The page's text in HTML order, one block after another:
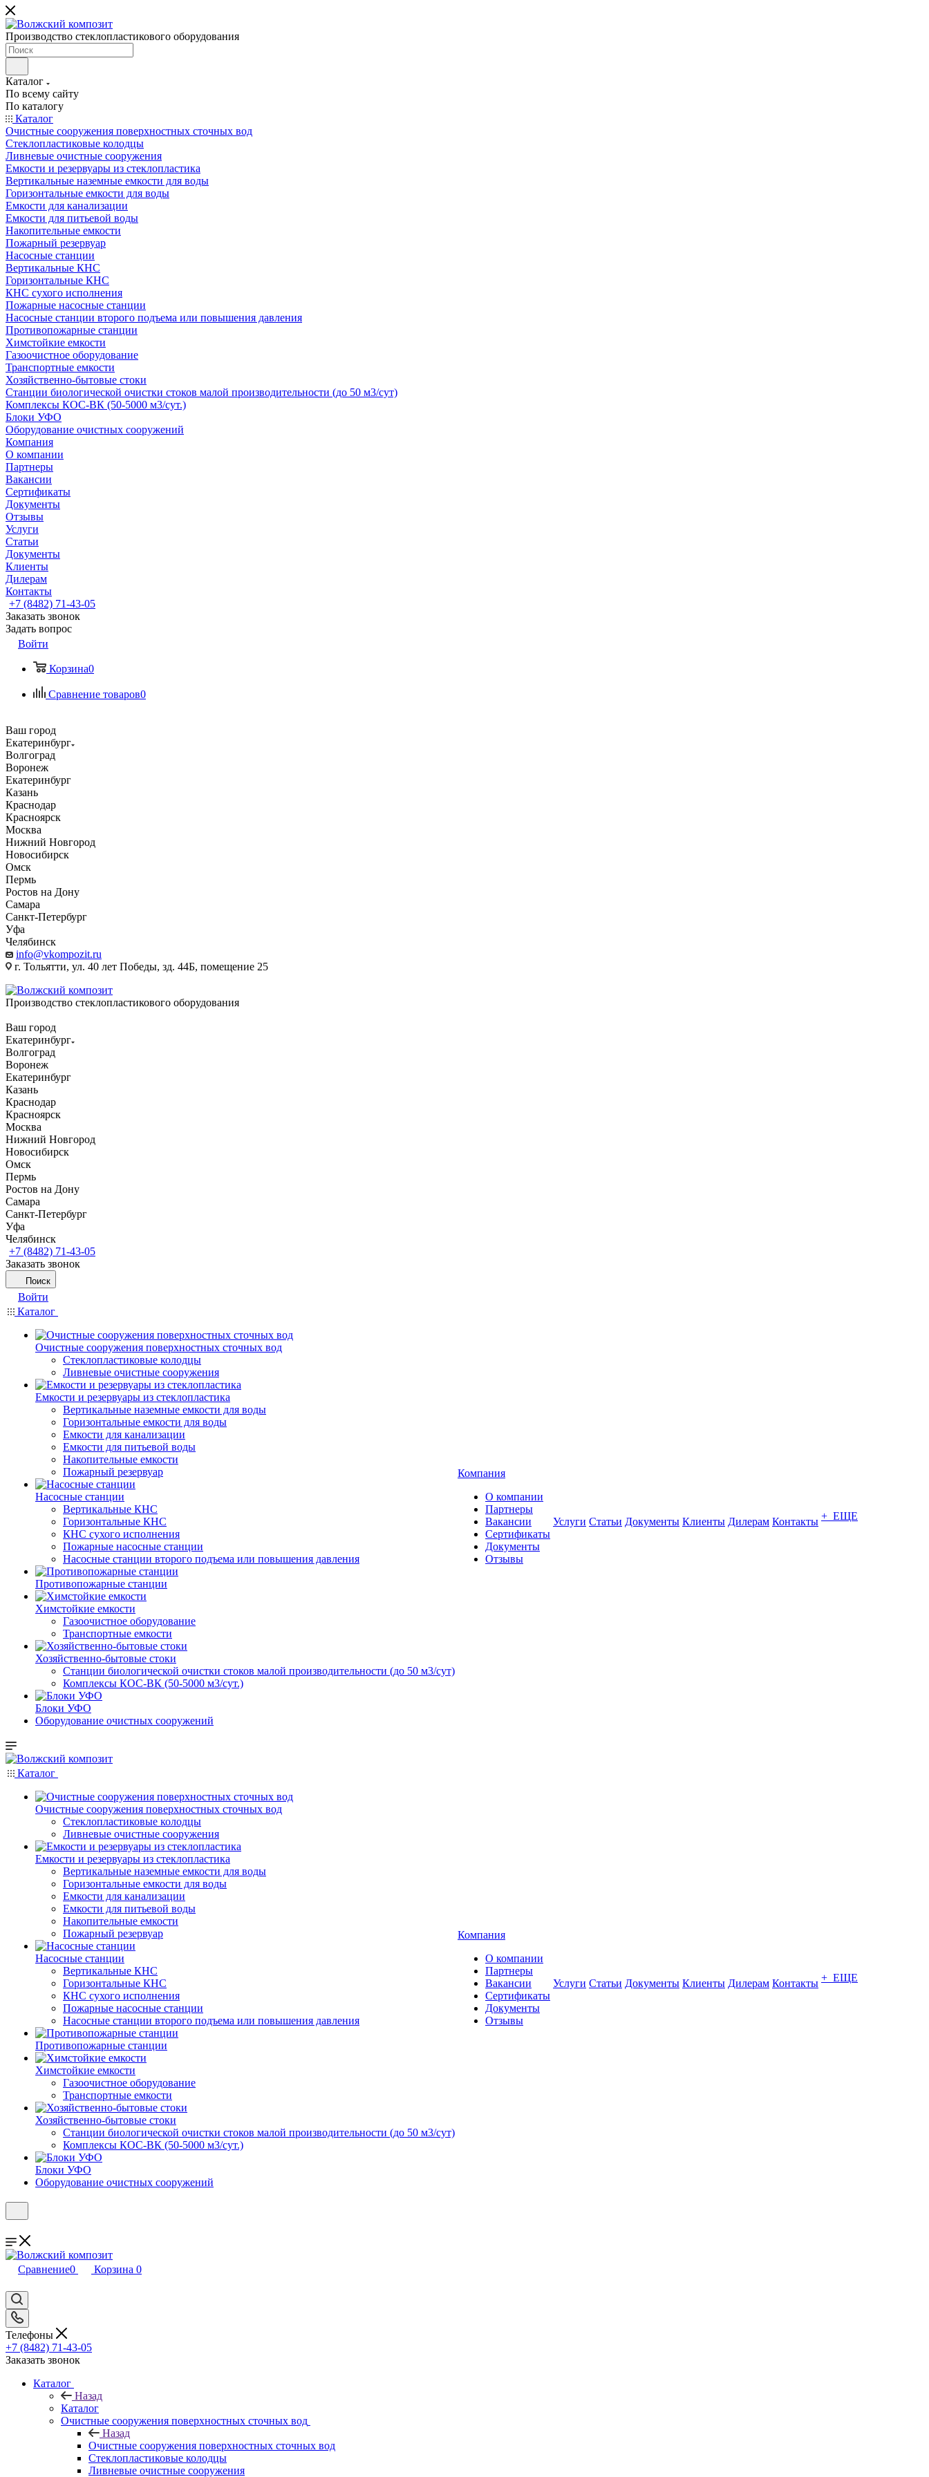
Производство стеклопластикового оборудования
Каталог
По всему сайту
По каталогу
Каталог
Очистные сооружения поверхностных сточных вод
Стеклопластиковые колодцы
Ливневые очистные сооружения
Емкости и резервуары из стеклопластика
Вертикальные наземные емкости для воды
Горизонтальные емкости для воды
Емкости для канализации
Емкости для питьевой воды
Накопительные емкости
Пожарный резервуар
Насосные станции
Вертикальные КНС
Горизонтальные КНС
КНС сухого исполнения
Пожарные насосные станции
Насосные cтанции второго подъема или повышения давления
Противопожарные станции
Химстойкие емкости
Газоочистное оборудование
Транспортные емкости
Хозяйственно-бытовые стоки
Станции биологической очистки стоков малой производительности (до 50 м3/сут)
Комплексы КОС-ВК (50-5000 м3/сут.)
Блоки УФО
Оборудование очистных сооружений
Компания
О компании
Партнеры
Вакансии
Сертификаты
Документы
Отзывы
Услуги
Статьи
Документы
Клиенты
Дилерам
Контакты
+7 (8482) 71-43-05
Заказать звонок
Задать вопрос
Войти
Корзина0
Сравнение товаров0
Ваш город
Екатеринбург
Волгоград
Воронеж
Екатеринбург
Казань
Краснодар
Красноярск
Москва
Нижний Новгород
Новосибирск
Омск
Пермь
Ростов на Дону
Самара
Санкт-Петербург
Уфа
Челябинск
info@vkompozit.ru
г. Тольятти, ул. 40 лет Победы, зд. 44Б, помещение 25
Производство стеклопластикового оборудования
Ваш город
Екатеринбург
Волгоград
Воронеж
Екатеринбург
Казань
Краснодар
Красноярск
Москва
Нижний Новгород
Новосибирск
Омск
Пермь
Ростов на Дону
Самара
Санкт-Петербург
Уфа
Челябинск
+7 (8482) 71-43-05
Заказать звонок
Поиск
Войти
Каталог
Очистные сооружения поверхностных сточных вод
Стеклопластиковые колодцы
Ливневые очистные сооружения
Емкости и резервуары из стеклопластика
Вертикальные наземные емкости для воды
Горизонтальные емкости для воды
Емкости для канализации
Емкости для питьевой воды
Накопительные емкости
Пожарный резервуар
Насосные станции
Вертикальные КНС
Горизонтальные КНС
КНС сухого исполнения
Пожарные насосные станции
Насосные cтанции второго подъема или повышения давления
Противопожарные станции
Химстойкие емкости
Газоочистное оборудование
Транспортные емкости
Хозяйственно-бытовые стоки
Станции биологической очистки стоков малой производительности (до 50 м3/сут)
Комплексы КОС-ВК (50-5000 м3/сут.)
Блоки УФО
Оборудование очистных сооружений
Компания
О компании
Партнеры
Вакансии
Сертификаты
Документы
Отзывы
Услуги Статьи Документы Клиенты Дилерам Контакты + ЕЩЕ
Каталог
Очистные сооружения поверхностных сточных вод
Стеклопластиковые колодцы
Ливневые очистные сооружения
Емкости и резервуары из стеклопластика
Вертикальные наземные емкости для воды
Горизонтальные емкости для воды
Емкости для канализации
Емкости для питьевой воды
Накопительные емкости
Пожарный резервуар
Насосные станции
Вертикальные КНС
Горизонтальные КНС
КНС сухого исполнения
Пожарные насосные станции
Насосные cтанции второго подъема или повышения давления
Противопожарные станции
Химстойкие емкости
Газоочистное оборудование
Транспортные емкости
Хозяйственно-бытовые стоки
Станции биологической очистки стоков малой производительности (до 50 м3/сут)
Комплексы КОС-ВК (50-5000 м3/сут.)
Блоки УФО
Оборудование очистных сооружений
Компания
О компании
Партнеры
Вакансии
Сертификаты
Документы
Отзывы
Услуги Статьи Документы Клиенты Дилерам Контакты + ЕЩЕ
Сравнение0 Корзина 0
Телефоны
+7 (8482) 71-43-05
Заказать звонок
Каталог
Назад
Каталог
Очистные сооружения поверхностных сточных вод
Назад
Очистные сооружения поверхностных сточных вод
Стеклопластиковые колодцы
Ливневые очистные сооружения